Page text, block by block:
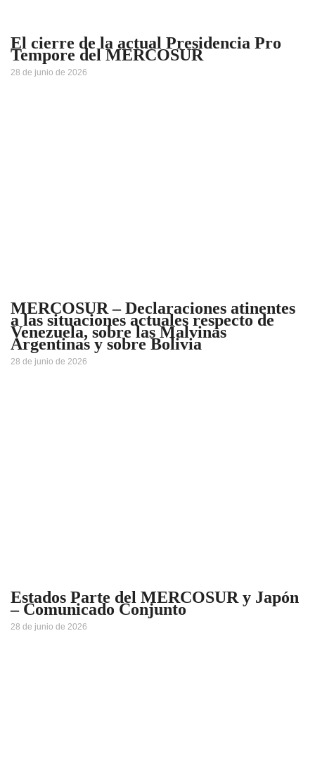
El cierre de la actual Presidencia Pro
Tempore del MERCOSUR
28 de junio de 2026
MERCOSUR – Declaraciones atinentes
a las situaciones actuales respecto de
Venezuela, sobre las Malvinas
Argentinas y sobre Bolivia
28 de junio de 2026
Estados Parte del MERCOSUR y Japón
– Comunicado Conjunto
28 de junio de 2026